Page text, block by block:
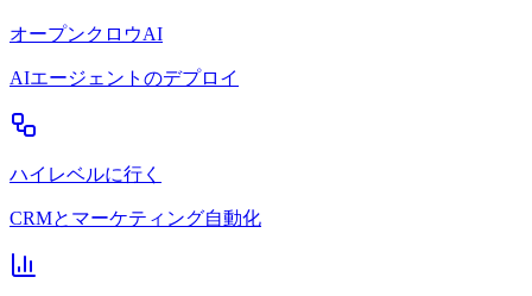
オープンクロウAI
AIエージェントのデプロイ
ハイレベルに行く
CRMとマーケティング自動化